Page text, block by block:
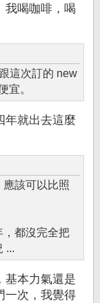
我喝咖啡，喝
這次訂的 new
宜。
年就出去這麼
該可以比照
，都沒完全把
...
基本力氣還是
一次，我覺得